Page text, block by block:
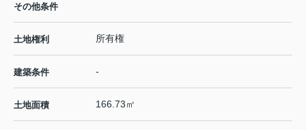
その他条件
土地権利 所有権
建築条件 -
土地面積 166.73㎡